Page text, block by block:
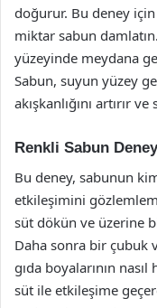
doğurur. Bu deney
miktar sabun
yüzeyinde meydana
Sabun, suyun yüzey
akışkanlığını artırır
Renkli Sabun
Bu deney, sabunun
etkileşimini
süt dökün ve üzerine
Daha sonra bir çubuk
gıda boyalarının
süt ile etkileşime